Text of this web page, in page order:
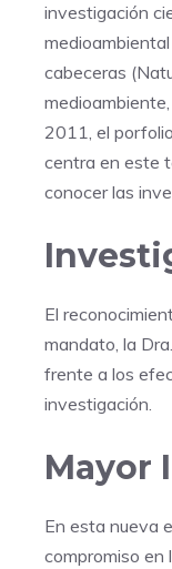
investigación
cabeceras
2011, el
centra en este
conocer las
El
mandato, la
frente a los
investigación.
Mayor
En esta nueva
compromiso en